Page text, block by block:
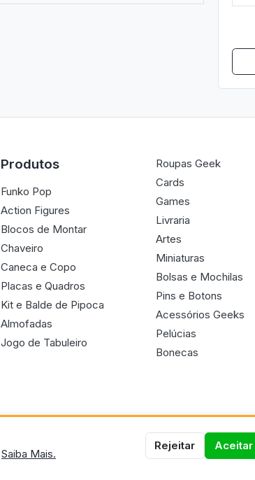
Saiba Mais.
Rejeitar Aceitar
Produtos
Funko Pop
Action Figures
Blocos de Montar
Chaveiro
Caneca e Copo
Placas e Quadros
Kit e Balde de Pipoca
Almofadas
Jogo de Tabuleiro
Roupas Geek
Cards
Games
Livraria
Artes
Miniaturas
Bolsas e Mochilas
Pins e Botons
Acessórios Geeks
Pelúcias
Bonecas